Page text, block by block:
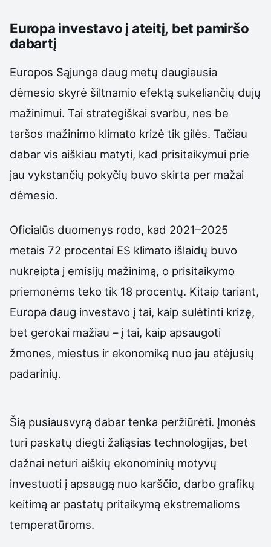
Europa investavo į ateitį, bet pamiršo
dabartį
Europos Sąjunga daug metų daugiausia
dėmesio skyrė šiltnamio efektą sukeliančių dujų
mažinimui. Tai strategiškai svarbu, nes be
taršos mažinimo klimato krizė tik gilės. Tačiau
dabar vis aiškiau matyti, kad prisitaikymui prie
jau vykstančių pokyčių buvo skirta per mažai
dėmesio.
Oficialūs duomenys rodo, kad 2021–2025
metais 72 procentai ES klimato išlaidų buvo
nukreipta į emisijų mažinimą, o prisitaikymo
priemonėms teko tik 18 procentų. Kitaip tariant,
Europa daug investavo į tai, kaip sulėtinti krizę,
bet gerokai mažiau – į tai, kaip apsaugoti
žmones, miestus ir ekonomiką nuo jau atėjusių
padarinių.
Šią pusiausvyrą dabar tenka peržiūrėti. Įmonės
turi paskatų diegti žaliąsias technologijas, bet
dažnai neturi aiškių ekonominių motyvų
investuoti į apsaugą nuo karščio, darbo grafikų
keitimą ar pastatų pritaikymą ekstremalioms
temperatūroms.